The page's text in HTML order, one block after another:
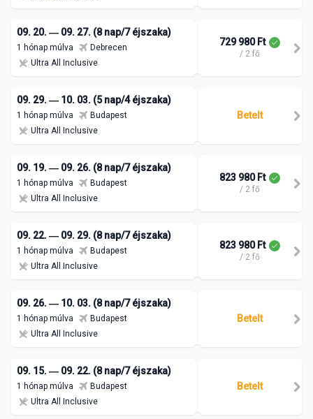
09. 20. ― 09. 27. (8 nap/7 éjszaka)
1 hónap múlva
Debrecen
Ultra All Inclusive
729 980 Ft
/ 2 fő
09. 29. ― 10. 03. (5 nap/4 éjszaka)
1 hónap múlva
Budapest
Ultra All Inclusive
Betelt
09. 19. ― 09. 26. (8 nap/7 éjszaka)
1 hónap múlva
Budapest
Ultra All Inclusive
823 980 Ft
/ 2 fő
09. 22. ― 09. 29. (8 nap/7 éjszaka)
1 hónap múlva
Budapest
Ultra All Inclusive
823 980 Ft
/ 2 fő
09. 26. ― 10. 03. (8 nap/7 éjszaka)
1 hónap múlva
Budapest
Ultra All Inclusive
Betelt
09. 15. ― 09. 22. (8 nap/7 éjszaka)
1 hónap múlva
Budapest
Ultra All Inclusive
Betelt